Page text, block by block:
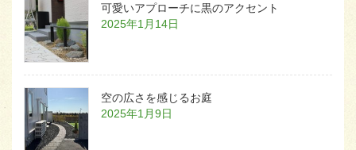
可愛いアプローチに黒のアクセント
2025年1月14日
空の広さを感じるお庭
2025年1月9日